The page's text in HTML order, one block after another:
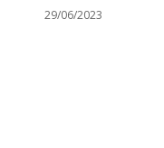
29/06/2023